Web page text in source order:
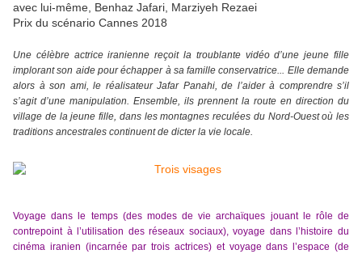
avec lui-même, Benhaz Jafari, Marziyeh Rezaei
Prix du scénario Cannes 2018
Une célèbre actrice iranienne reçoit la troublante vidéo d’une jeune fille
implorant son aide pour échapper à sa famille conservatrice... Elle demande
alors à son ami, le réalisateur Jafar Panahi, de l’aider à comprendre s’il
s’agit d’une manipulation. Ensemble, ils prennent la route en direction du
village de la jeune fille, dans les montagnes reculées du Nord-Ouest où les
traditions ancestrales continuent de dicter la vie locale.
Voyage dans le temps (des modes de vie archaïques jouant le rôle de
contrepoint à l’utilisation des réseaux sociaux), voyage dans l’histoire du
cinéma iranien (incarnée par trois actrices) et voyage dans l’espace (de